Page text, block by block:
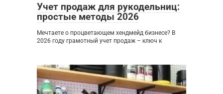
Учет продаж для рукодельниц:
простые методы 2026
Мечтаете о процветающем хендмейд бизнесе? В
2026 году грамотный учет продаж – ключ к